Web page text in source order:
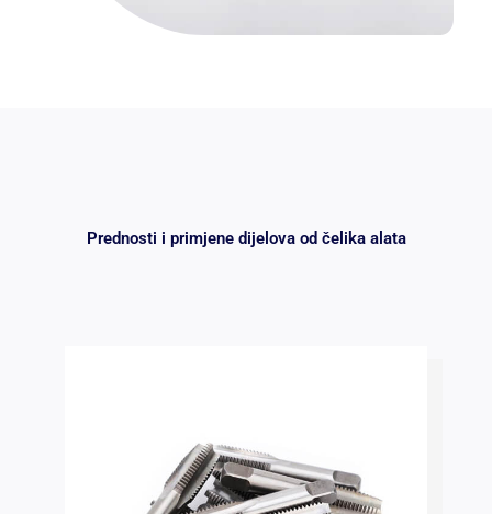
Prednosti i primjene dijelova od čelika alata